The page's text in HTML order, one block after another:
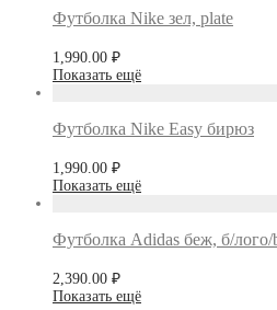
Футболка Nike зел, plate
1,990.00 ₽
Показать ещё
Футболка Nike Easy бирюз
1,990.00 ₽
Показать ещё
Футболка Adidas беж, б/лого/
2,390.00 ₽
Показать ещё